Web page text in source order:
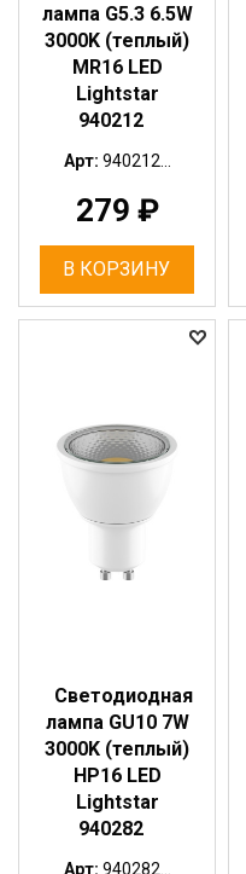
лампа G5.3 6.5W
3000K (теплый)
MR16 LED
Lightstar
940212
Арт: 940212...
279 ₽
В КОРЗИНУ
Светодиодная
лампа GU10 7W
3000K (теплый)
HP16 LED
Lightstar
940282
Арт: 940282...